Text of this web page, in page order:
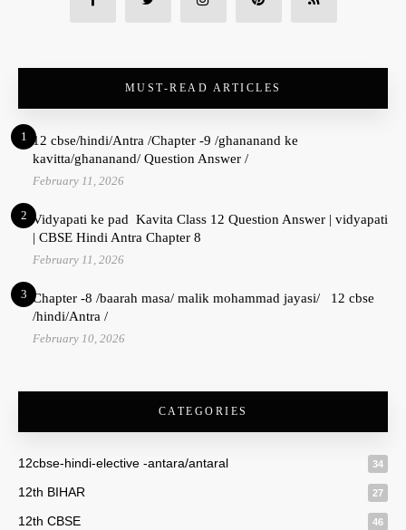
MUST-READ ARTICLES
1 12 cbse/hindi/Antra /Chapter -9 /ghananand ke
kavitta/ghananand/ Question Answer /
February 11, 2026
2 Vidyapati ke pad Kavita Class 12 Question Answer | vidyapati
| CBSE Hindi Antra Chapter 8
February 11, 2026
3 Chapter -8 /baarah masa/ malik mohammad jayasi/ 12 cbse
/hindi/Antra /
February 10, 2026
CATEGORIES
12cbse-hindi-elective -antara/antaral 34
12th BIHAR 27
12th CBSE 46